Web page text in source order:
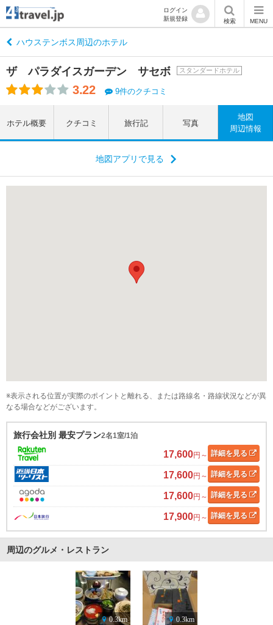
ログイン
新規登録
検索 MENU
ハウステンボス周辺のホテル
ザ パラダイスガーデン サセボ スタンダードホテル
3.22 9件のクチコミ
ホテル概要 クチコミ 旅行記 写真
地図
周辺情報
地図アプリで見る
※表示される位置が実際のポイントと離れる、または路線名・路線状況などが異
なる場合などがございます。
旅行会社別 最安プラン2名1室/1泊
17,600円～ 詳細を見る
17,600円～ 詳細を見る
17,600円～ 詳細を見る
17,900円～ 詳細を見る
周辺のグルメ・レストラン
0.3km 0.3km